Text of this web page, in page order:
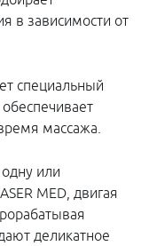
в зависимости от
специальный
массажа.
или
MED, двигая
деликатное